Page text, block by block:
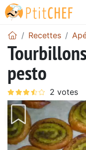
Recettes
pesto